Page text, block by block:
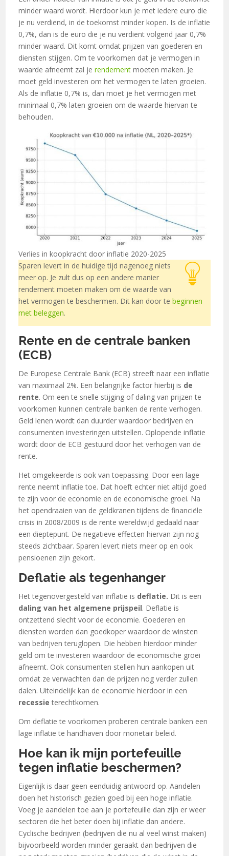
minder waard wordt. Hierdoor kun je met iedere euro die
je nu verdiend, in de toekomst minder kopen. Is de inflatie
0,7%, dan is de euro die je nu verdient volgend jaar 0,7%
minder waard. Dit komt omdat prijzen van goederen en
diensten stijgen. Om te voorkomen dat je vermogen in
waarde afneemt zal jerendement moeten maken. Je
moet geld investeren om het vermogen te laten groeien.
Als de inflatie 0,7% is, dan moet je het vermogen met
minimaal 0,7% laten groeien om de waarde hiervan te
behouden.
Verlies in koopkracht door inflatie 2020-2025
Sparen levert in de huidige tijd nagenoeg niets
meer op. Je zult dus op een andere manier
rendement moeten maken om de waarde van
het vermogen te beschermen. Dit kan door tebeginnen
met beleggen.
Rente en de centrale banken
(ECB)
De Europese Centrale Bank (ECB) streeft naar een inflatie
van maximaal 2%. Een belangrijke factor hierbij is de
rente. Om een te snelle stijging of daling van prijzen te
voorkomen kunnen centrale banken de rente verhogen.
Geld lenen wordt dan duurder waardoor bedrijven en
consumenten investeringen uitstellen. Oplopende inflatie
wordt door de ECB gestuurd door het verhogen van de
rente.
Het omgekeerde is ook van toepassing. Door een lage
rente neemt inflatie toe. Dat hoeft echter niet altijd goed
te zijn voor de economie en de economische groei. Na
het opendraaien van de geldkranen tijdens de financiële
crisis in 2008/2009 is de rente wereldwijd gedaald naar
een dieptepunt. De negatieve effecten hiervan zijn nog
steeds zichtbaar. Sparen levert niets meer op en ook
pensioenen zijn gekort.
Deflatie als tegenhanger
Het tegenovergesteld van inflatie is deflatie. Dit is een
daling van het algemene prijspeil. Deflatie is
ontzettend slecht voor de economie. Goederen en
diensten worden dan goedkoper waardoor de winsten
van bedrijven teruglopen. Die hebben hierdoor minder
geld om te investeren waardoor de economische groei
afneemt. Ook consumenten stellen hun aankopen uit
omdat ze verwachten dan de prijzen nog verder zullen
dalen. Uiteindelijk kan de economie hierdoor in een
recessie terechtkomen.
Om deflatie te voorkomen proberen centrale banken een
lage inflatie te handhaven door monetair beleid.
Hoe kan ik mijn portefeuille
tegen inflatie beschermen?
Eigenlijk is daar geen eenduidig antwoord op. Aandelen
doen het historisch gezien goed bij een hoge inflatie.
Voeg je aandelen toe aan je portefeuille dan zijn er weer
sectoren die het beter doen bij inflatie dan andere.
Cyclische bedrijven (bedrijven die nu al veel winst maken)
bijvoorbeeld worden minder geraakt dan bedrijven die